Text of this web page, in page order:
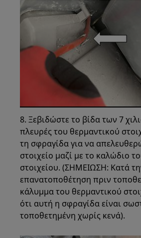
8. Ξεβιδώστε το βίδα των 7
πλευρές του θερμαντικού
τη σφραγίδα για να
στοιχείο μαζί με το καλώδιο
στοιχείου. (ΣΗΜΕΙΩΣΗ: Κατά
επανατοποθέτηση πριν
κάλυμμα του θερμαντικού
ότι αυτή η σφραγίδα είναι
τοποθετημένη χωρίς κενά).